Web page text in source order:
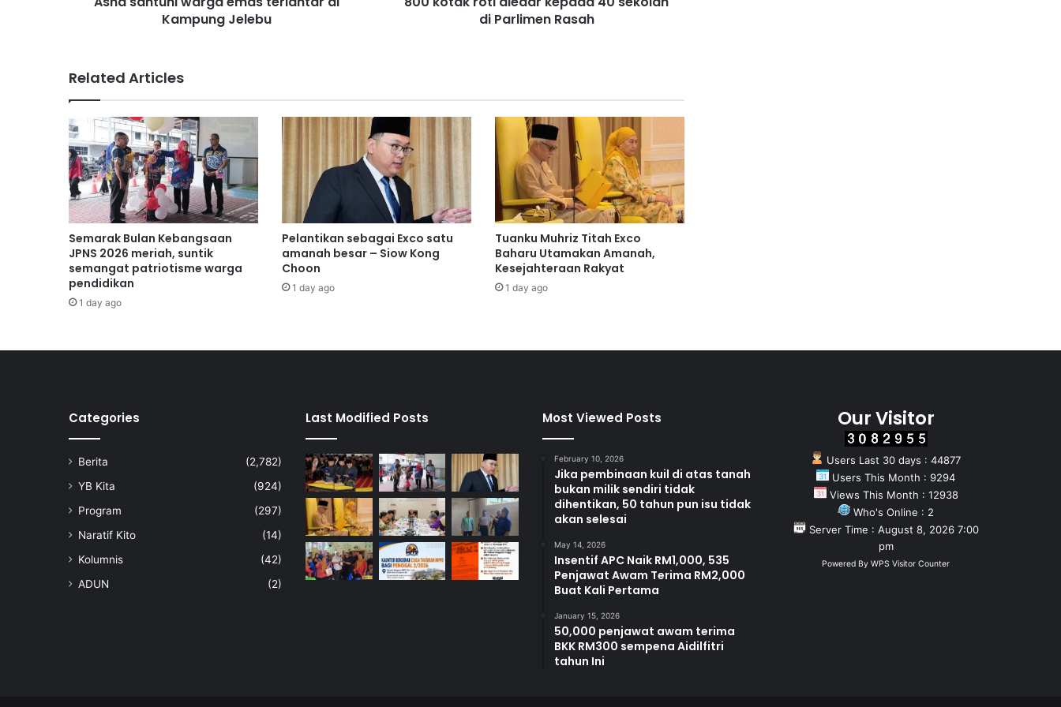
g
a
e
m
a
s
t
e
r
l
a
n
t
a
i
p
g
J
l
e
u
Kampung Jelebu
d
a
r
k
e
p
a
d
a
4
l
i
r
l
i
m
e
n
R
a
di Parlimen Rasah
Related Articles
Semarak Bulan Kebangsaan
JPNS 2026 meriah, suntik
semangat patriotisme warga
pendidikan
1 day ago
Pelantikan sebagai Exco satu
amanah besar – Siow Kong
Choon
1 day ago
Tuanku Muhriz Titah Exco
Baharu Utamakan Amanah,
Kesejahteraan Rakyat
1 day ago
Categories
Berita
(2,782)
YB Kita
(924)
Program
(297)
Naratif Kito
(14)
Kolumnis
(42)
ADUN
(2)
Last Modified Posts Most Viewed Posts
February 10, 2026
Jika pembinaan kuil di atas tanah
bukan milik sendiri tidak
dihentikan, 50 tahun pun isu tidak
akan selesai
May 14, 2026
Insentif APC Naik RM1,000, 535
Penjawat Awam Terima RM2,000
Buat Kali Pertama
January 15, 2026
50,000 penjawat awam terima
BKK RM300 sempena Aidilfitri
tahun Ini
Our Visitor
Users Last 30 days : 44877
Users This Month : 9294
Views This Month : 12938
Who's Online : 2
Server Time : August 8, 2026 7:00
pm
Powered By WPS Visitor Counter